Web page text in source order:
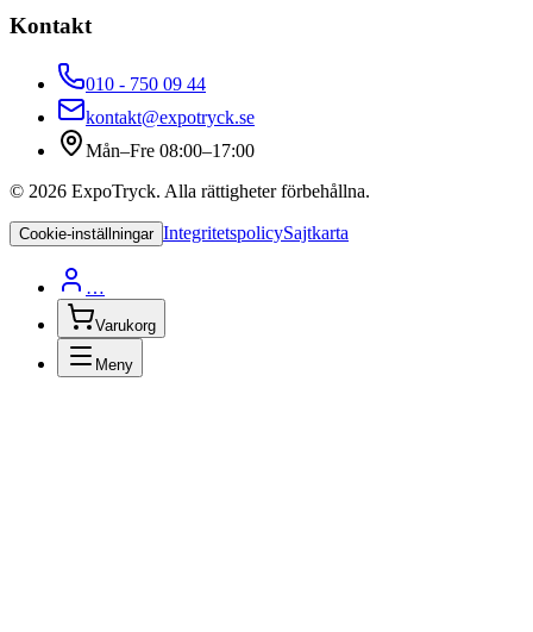
Kontakt
010 - 750 09 44
kontakt@expotryck.se
Mån–Fre 08:00–17:00
© 2026 ExpoTryck. Alla rättigheter förbehållna.
Cookie-inställningar IntegritetspolicySajtkarta
…
Varukorg
Meny